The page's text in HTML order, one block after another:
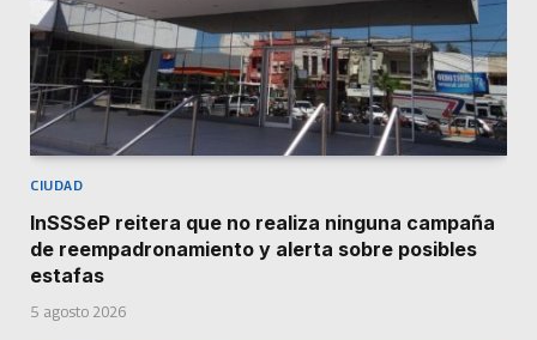
CIUDAD
InSSSeP reitera que no realiza ninguna campaña
de reempadronamiento y alerta sobre posibles
estafas
5 agosto 2026